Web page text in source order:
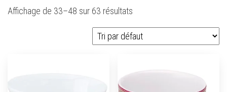
Affichage de 33–48 sur 63 résultats